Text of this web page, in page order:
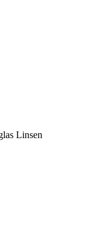
Linsen